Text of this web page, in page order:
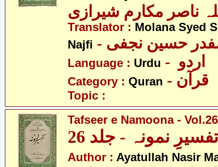
ناصر مکارم شیرازی
Translator : Molana Syed
Najfi
صفدر حسین نجفی
Language : Urdu
Category : Quran - قرآن
Topic :
Tafseer e Namoona - Vol.26
تفسیرِ نمونہ - جلد 26
Author : Ayatullah Nasir